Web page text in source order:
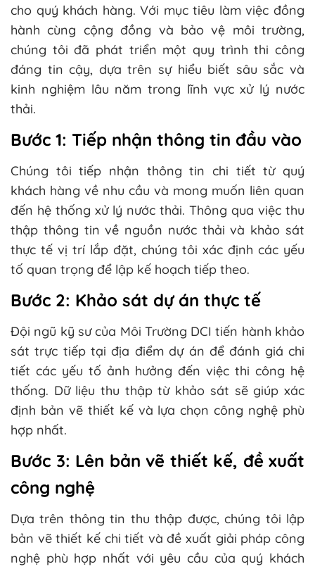
cho quý khách hàng. Với mục tiêu làm việc đồng
hành cùng cộng đồng và bảo vệ môi trường,
chúng tôi đã phát triển một quy trình thi công
đáng tin cậy, dựa trên sự hiểu biết sâu sắc và
kinh nghiệm lâu năm trong lĩnh vực xử lý nước
thải.
Bước 1: Tiếp nhận thông tin đầu vào
Chúng tôi tiếp nhận thông tin chi tiết từ quý
khách hàng về nhu cầu và mong muốn liên quan
đến hệ thống xử lý nước thải. Thông qua việc thu
thập thông tin về nguồn nước thải và khảo sát
thực tế vị trí lắp đặt, chúng tôi xác định các yếu
tố quan trọng để lập kế hoạch tiếp theo.
Bước 2: Khảo sát dự án thực tế
Đội ngũ kỹ sư của Môi Trường DCI tiến hành khảo
sát trực tiếp tại địa điểm dự án để đánh giá chi
tiết các yếu tố ảnh hưởng đến việc thi công hệ
thống. Dữ liệu thu thập từ khảo sát sẽ giúp xác
định bản vẽ thiết kế và lựa chọn công nghệ phù
hợp nhất.
Bước 3: Lên bản vẽ thiết kế, đề xuất
công nghệ
Dựa trên thông tin thu thập được, chúng tôi lập
bản vẽ thiết kế chi tiết và đề xuất giải pháp công
nghệ phù hợp nhất với yêu cầu của quý khách